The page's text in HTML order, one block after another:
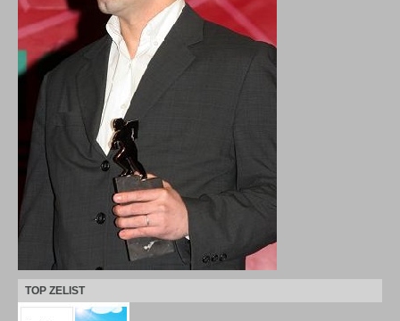
TOP ZELIST